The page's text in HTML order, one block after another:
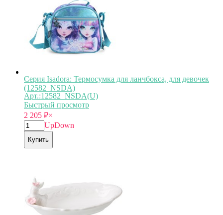
Серия Isadora: Термосумка для ланчбокса, для девочек
(12582_NSDA)
Арт.:12582_NSDA(U)
Быстрый просмотр
2 205 ₽×
UpDown
Купить